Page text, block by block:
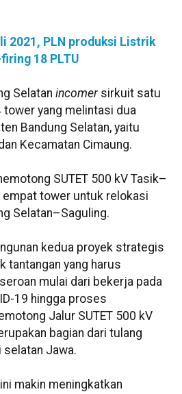
2021, PLN produksi Listrik
18 PLTU
Selatan incomersirkuit satu
tower yang melintasi dua
Bandung Selatan, yaitu
Kecamatan Cimaung.
SUTET 500 kV Tasik–
empat tower untuk relokasi
Selatan–Saguling.
kedua proyek strategis
tantangan yang harus
mulai dari bekerja pada
19 hingga proses
Jalur SUTET 500 kV
bagian dari tulang
Jawa.
makin meningkatkan